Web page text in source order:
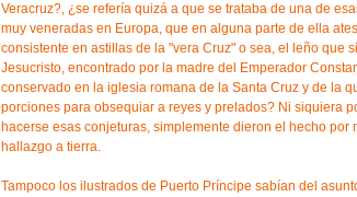
Veracruz?, ¿se refería quizá a que se trataba de una de
muy veneradas en Europa, que en alguna parte de ella
consistente en astillas de la "vera Cruz" o sea, el leño que
Jesucristo, encontrado por la madre del Emperador
conservado en la iglesia romana de la Santa Cruz y de la
porciones para obsequiar a reyes y prelados? Ni siquiera
hacerse esas conjeturas, simplemente dieron el hecho por
hallazgo a tierra.
Tampoco los ilustrados de Puerto Príncipe sabían del